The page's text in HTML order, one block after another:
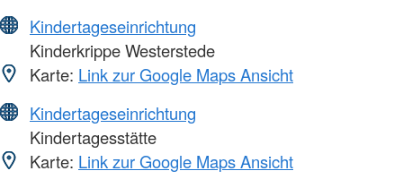
Kindertageseinrichtung
Kinderkrippe Westerstede
Karte: Link zur Google Maps Ansicht
Kindertageseinrichtung
Kindertagesstätte
Karte: Link zur Google Maps Ansicht